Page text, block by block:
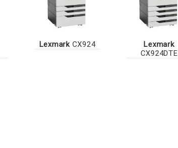
LexmarkCX924
Lexmark
CX924DTE